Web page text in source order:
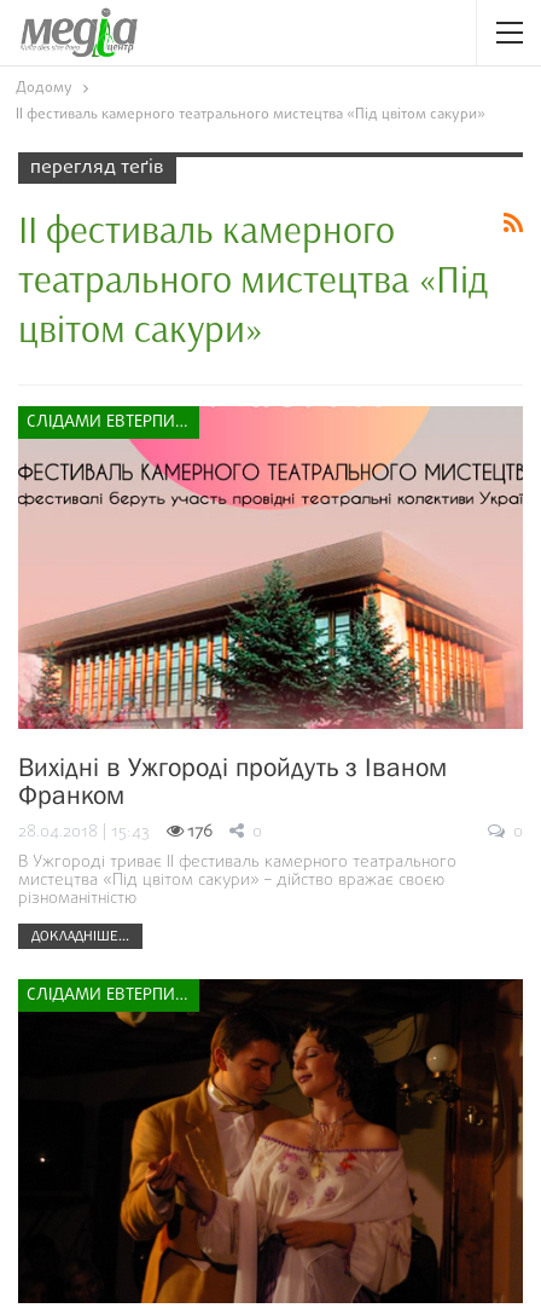
Додому
ІІ фестиваль камерного театрального мистецтва «Під цвітом сакури»
перегляд теґів
ІІ фестиваль камерного
театрального мистецтва «Під
цвітом сакури»
СЛІДАМИ ЕВТЕРПИ І МЕЛЬПОМЕНИ
Вихідні в Ужгороді пройдуть з Іваном
Франком
28.04.2018 | 15:43 176 0
0
В Ужгороді триває ІІ фестиваль камерного театрального
мистецтва «Під цвітом сакури» – дійство вражає своєю
різноманітністю
ДОКЛАДНІШЕ...
СЛІДАМИ ЕВТЕРПИ І МЕЛЬПОМЕНИ